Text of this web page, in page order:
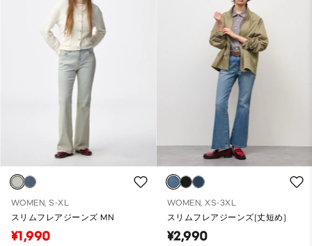
WOMEN, S-XL
スリムフレアジーンズ MN
¥1,990
WOMEN, XS-3XL
スリムフレアジーンズ(丈短め)
¥2,990